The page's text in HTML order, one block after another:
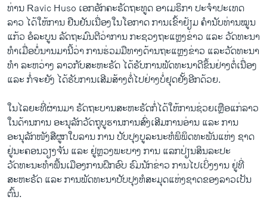
ທຸລະກິດ
ພາສາອັງກິດ
ວີດີໂອ
ສຽງ
ລາຍງານ
ຕິດຕາມພວກເຮົາ ທີ່
ພາສາຕ່າງໆ
ທ່ານ Ravic Huso ເອກອັກຄະຣັດຖະທູດ ອາເມຣິກາ ປະຈຳປະເທດ
ລາວ ໄດ້ໃຫ້ການ ຢືນຢັນ​ເນື່ອງໃນໂອກາດ ການເຂົ້າຢ້ຽມ ຄຳນັບທ່ານໝູນ
ແກ້ວ ອໍລະບູນ ລັດຖະມົນຕີວ່າການ ກະຊວງຖະແຫຼງຂ່າວ ແລະ ວັດທະນາ
ທຳເມື່ອບໍ່ນານມານີ້ວ່າ ການຮ່ວມມືທາງດ້ານຖະແຫຼງຂ່າວ ແລະວັດທະນາ
ທຳ ລະຫວ່າງ ລາວກັບສະຫະຣັດ ໄດ້ຮັບການພັດທະນາດີຂຶ້ນຢ່າງຕໍ່ເນື່ອງ
ແລະ ກໍ່ຈະຍັງ ໄດ້ຮັບການເສີມສ້າງຕໍ່ໄປຢ່າງບໍ່ຢຸດຢັ້ງອີກດ້ວຍ.
ໃນໄລຍະທີ່ຜ່ານມາ ຣັດຖະບານສະຫະຣັດກໍ່ໄດ້ໃຫ້ການຊ່ວຍເຫຼືອແກ່ລາວ
ໃນດ້ານການ ອະນຸລັກວັດຖຸບູຮານການສົ່ງເສີມການອ່ານ ແລະ ການ
ອະນຸລັກໜັງສືຜູກໃບລານ ການ ປັບປຸງບູລະນະຫໍພິພິດທະພັນແຫ່ງ ຊາດ
ຢູ່ນະຄອນວຽງຈັນ ແລະ ຢູ່ຫຼວງພະບາງ ການ ແລກປ່ຽນສິນລະປະ
ວັດທະນະທຳພື້ນເມືອງການຝຶກອົບ ຮົມນັກຂ່າວ ການໄປເບິ່ງງານ ຢູ່ທີ່
ສະຫະຣັດ ແລະ ການພັດທະນາປັບປຸງຫໍສະມຸດແຫ່ງຊາດຂອງລາວເປັນ
ຕົ້ນ.